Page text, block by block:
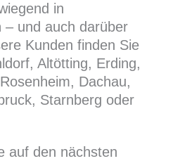
in
– und auch darüber
Kunden finden Sie
Altötting, Erding,
Dachau,
Starnberg oder
auf den nächsten